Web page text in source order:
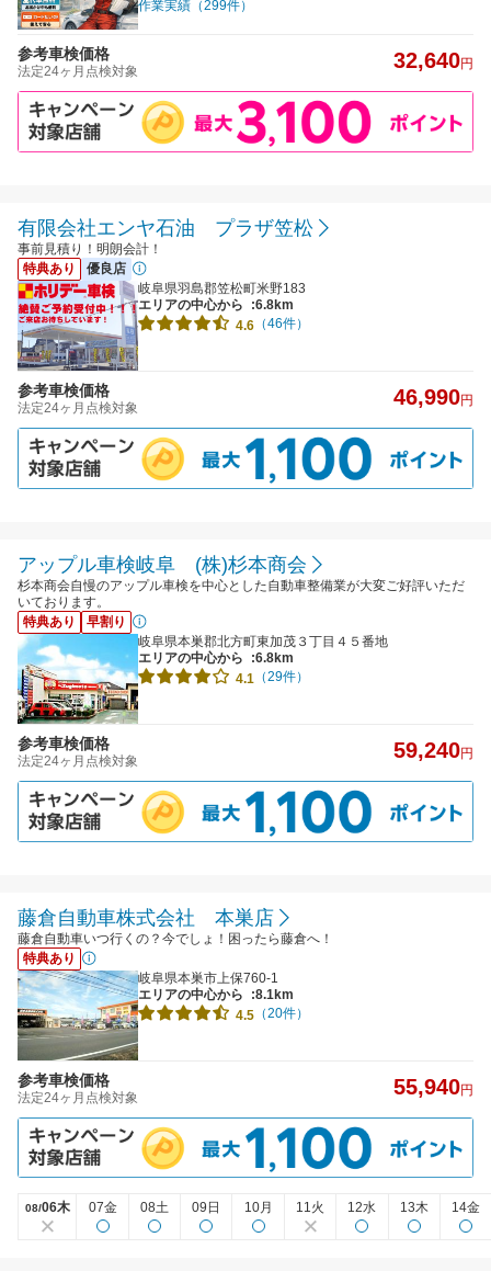
作業実績（299件）
参考車検価格
法定24ヶ月点検対象 32,640円
有限会社エンヤ石油 プラザ笠松
事前見積り！明朗会計！
特典あり
優良店
岐阜県羽島郡笠松町米野183
エリアの中心から
:6.8km
4.6 （46件）
参考車検価格
法定24ヶ月点検対象 46,990円
アップル車検岐阜 (株)杉本商会
杉本商会自慢のアップル車検を中心とした自動車整備業が大変ご好評いただ
いております。
特典あり
早割り
岐阜県本巣郡北方町東加茂３丁目４５番地
エリアの中心から
:6.8km
4.1 （29件）
参考車検価格
法定24ヶ月点検対象 59,240円
藤倉自動車株式会社 本巣店
藤倉自動車いつ行くの？今でしょ！困ったら藤倉へ！
特典あり
岐阜県本巣市上保760-1
エリアの中心から
:8.1km
4.5 （20件）
参考車検価格
法定24ヶ月点検対象 55,940円
08/06木 07金 08土 09日 10月 11火 12水 13木 14金